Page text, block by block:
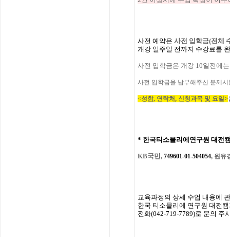
사전 예약은 사전 입학금(전체
개강 일주일 전까지 수강료를
사전 입학금은 개강 10일전에
사전 입학금을 납부해주신 분께서
<성함, 연락처, 신청과목 및 요일>
* 한국티소믈리에연구원 대전
KB국민, 749601-01-504054, 원유
교육과정의 상세 수업 내용에
한국 티소믈리에 연구원 대전
전화(042-719-7789)로 문의 주